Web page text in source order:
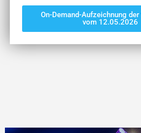
On-Demand-Aufzeichnung
vom 12.05.2026